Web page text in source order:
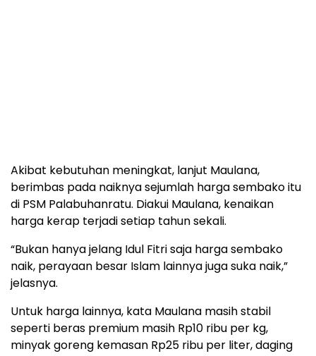
Akibat kebutuhan meningkat, lanjut Maulana,
berimbas pada naiknya sejumlah harga sembako itu
di PSM Palabuhanratu. Diakui Maulana, kenaikan
harga kerap terjadi setiap tahun sekali.
“Bukan hanya jelang Idul Fitri saja harga sembako
naik, perayaan besar Islam lainnya juga suka naik,”
jelasnya.
Untuk harga lainnya, kata Maulana masih stabil
seperti beras premium masih Rp10 ribu per kg,
minyak goreng kemasan Rp25 ribu per liter, daging